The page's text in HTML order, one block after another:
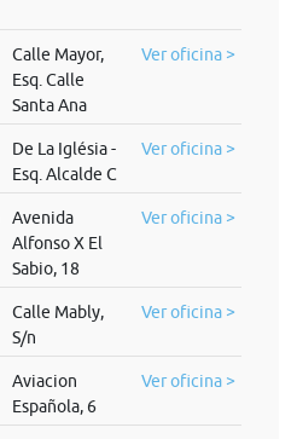
Calle Mayor,
Esq. Calle
Santa Ana
Ver oficina >
De La Iglésia -
Esq. Alcalde C
Ver oficina >
Avenida
Alfonso X El
Sabio, 18
Ver oficina >
Calle Mably,
S/n
Ver oficina >
Aviacion
Española, 6
Ver oficina >